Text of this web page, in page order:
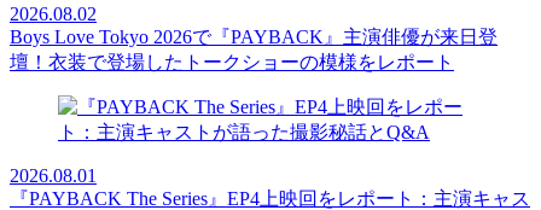
2026.08.02
Boys Love Tokyo 2026で『PAYBACK』主演俳優が来日登
壇！衣装で登場したトークショーの模様をレポート
2026.08.01
『PAYBACK The Series』EP4上映回をレポート：主演キャス